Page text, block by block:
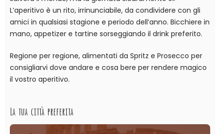
L’aperitivo è un rito, irrinunciabile, da condividere con gli
amici in qualsiasi stagione e periodo dell’anno. Bicchiere in
mano, appetizer e tartine sorseggiando il drink preferito.
Regione per regione, alimentati da Spritz e Prosecco per
consigliarvi dove andare e cosa bere per rendere magico
il vostro aperitivo.
La tua città preferita